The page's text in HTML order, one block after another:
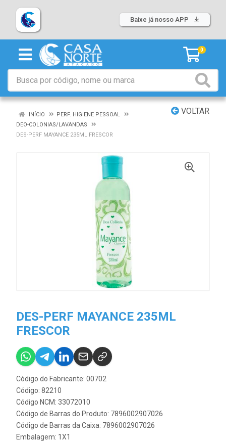
Baixe já nosso APP
0
VOLTAR
INÍCIO
PERF. HIGIENE PESSOAL
DEO-COLONIAS/LAVANDAS
DES-PERF MAYANCE 235ML FRESCOR
DES-PERF MAYANCE 235ML
FRESCOR
Código do Fabricante: 00702
Código: 82210
Código NCM: 33072010
Código de Barras do Produto: 7896002907026
Código de Barras da Caixa: 7896002907026
Embalagem: 1X1